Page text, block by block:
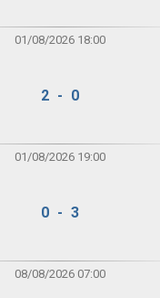
01/08/2026 18:00
2 - 0
01/08/2026 19:00
0 - 3
08/08/2026 07:00